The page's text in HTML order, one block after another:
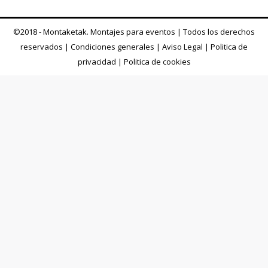
©2018 - Montaketak. Montajes para eventos | Todos los derechos
reservados | Condiciones generales | Aviso Legal | Politica de
privacidad | Politica de cookies